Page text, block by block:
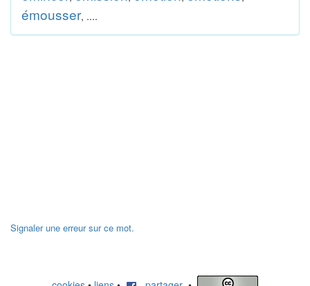
émousser, ....
Signaler une erreur sur ce mot.